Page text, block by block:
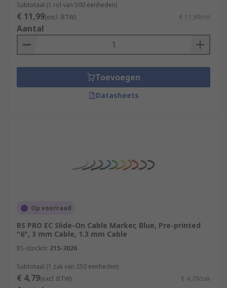
Subtotaal (1 rol van 500 eenheden)
€ 11,99(excl. BTW) € 11,99/rol
Aantal
Toevoegen
Datasheets
Op voorraad
RS PRO EC Slide-On Cable Marker, Blue, Pre-printed
"6", 3 mm Cable, 1.3 mm Cable
RS-stocknr. 215-3026
Subtotaal (1 zak van 250 eenheden)
€ 4,79(excl. BTW) € 4,79/zak